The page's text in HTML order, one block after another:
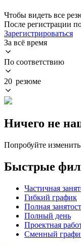
Чтобы видеть все
После регистрации
Зарегистрироваться
За всё время
По соответствию
20 резюме
Ничего не
Попробуйте
Быстрые
Частичная
Гибкий график
Полная
Полный день
Проектная
Сменный